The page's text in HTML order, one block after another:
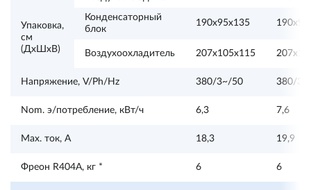
Упаковка,
см
(ДхШхВ)
Конденсаторный
блок
190х95х135
Воздухоохладитель 207х105х115
Напряжение, V/Ph/Hz 380/3~/50 380/
Nom. э/потребление, кВт/ч 6,3 7,6
Max. ток, А 18,3 19,9
Фреон R404А, кг * 6 6